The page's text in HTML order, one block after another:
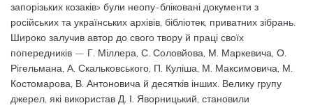
запорізьких козаків» були неопу-бліковані документи з
російських та українських архівів, бібліотек, приватних зібрань.
Широко залучив автор до свого твору й праці своїх
попередників — Г. Міллера, С. Соловйова, М. Маркевича, О.
Рігельмана, А. Скальковського, П. Куліша, М. Максимовича, М.
Костомарова, В. Антоновича й десятків інших. Велику групу
джерел, які використав Д. І. Яворницький, становили